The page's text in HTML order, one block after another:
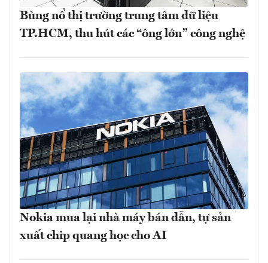
Bùng nổ thị trường trung tâm dữ liệu
TP.HCM, thu hút các “ông lớn” công nghệ
Nokia mua lại nhà máy bán dẫn, tự sản
xuất chip quang học cho AI